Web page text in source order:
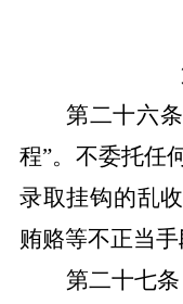
第二十六条
程”。不委托任
录取挂钩的乱
贿赂等不正当手
第二十七条